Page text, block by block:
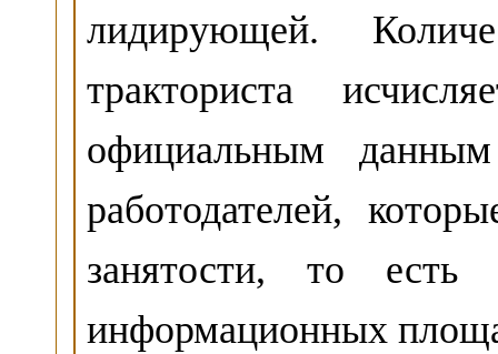
лидирующей.
тракториста
официальным
работодателей,
занятости, то
информационных